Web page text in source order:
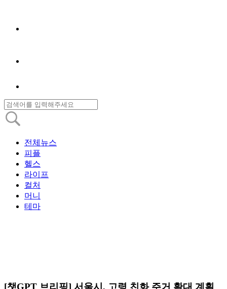
전체뉴스
피플
헬스
라이프
컬처
머니
테마
[챗GPT 브리핑] 서울시, 고령 친화 주거 확대 계획